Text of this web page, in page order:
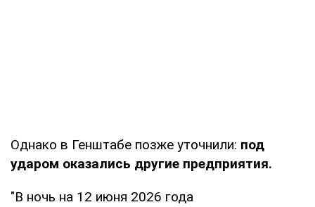
Однако в Генштабе позже уточнили: под
ударом оказались другие предприятия.
"В ночь на 12 июня 2026 года